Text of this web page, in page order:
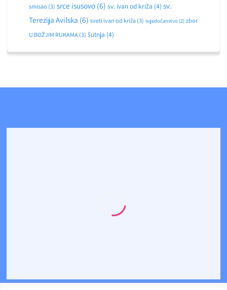
smisao (3) srce isusovo(6) sv. ivan od križa (4) sv.
Terezija Avilska (6) sveti ivan od križa(3) svjedočanstvo(2) zbor
U BOŽJIM RUKAMA(3) šutnja (4)